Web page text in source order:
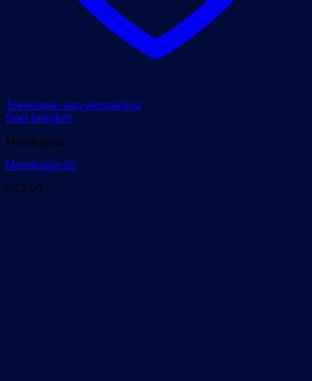
Toevoegen aan wensenlijst
Snel bekijken
Mondkapjes
Mondkapje 02
€ 12,95